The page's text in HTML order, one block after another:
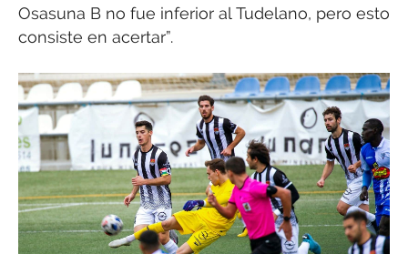
Osasuna B no fue inferior al Tudelano, pero esto
consiste en acertar”.